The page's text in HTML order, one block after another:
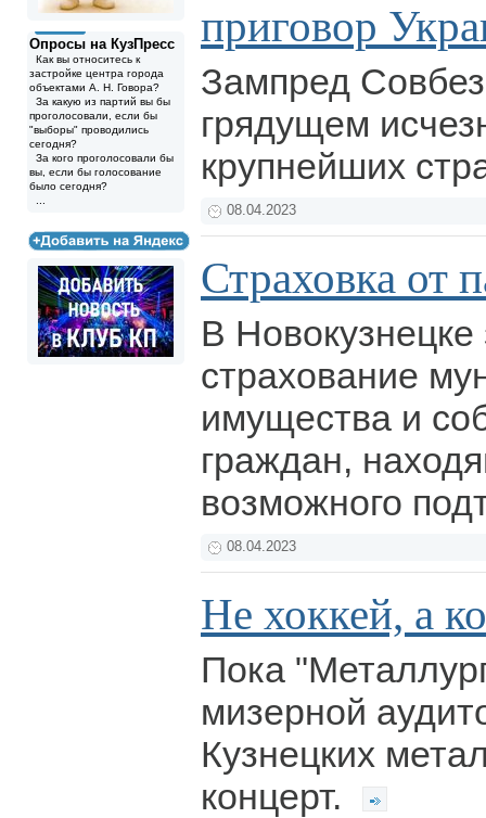
Опросы на КузПресс
Как вы относитесь к
застройке центра города
объектами А. Н. Говора?
За какую из партий вы бы
проголосовали, если бы
"выборы" проводились
сегодня?
За кого проголосовали бы
вы, если бы голосование
было сегодня?
приговор
Зампред
грядущем
крупнейших
08.04.2023
Страховка от
В
страхование
имущества и
граждан,
возможного
08.04.2023
Не хоккей, а
Пока
мизерной
Кузнецких
концерт.